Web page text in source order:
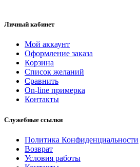
Личный кабинет
Мой аккаунт
Оформление заказа
Корзина
Список желаний
Сравнить
On-line примерка
Контакты
Служебные ссылки
Политика Конфиденциальности
Возврат
Условия работы